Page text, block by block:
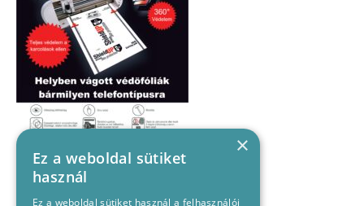
×
Ez a weboldal sütiket
használ
Ez a weboldal sütiket használ a felhasználói